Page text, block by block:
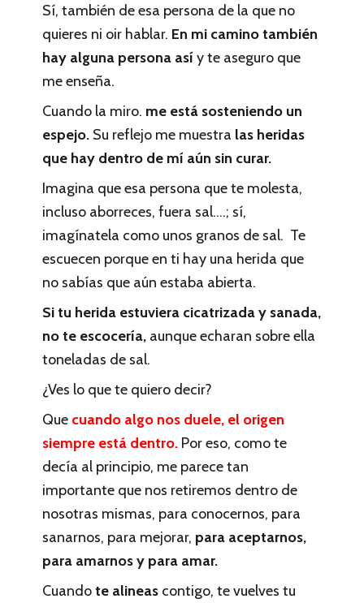
Sí, también de esa persona de la que no
quieres ni oir hablar. En mi camino también
hay alguna persona así y te aseguro que
me enseña.
Cuando la miro. me está sosteniendo un
espejo. Su reflejo me muestra las heridas
que hay dentro de mí aún sin curar.
Imagina que esa persona que te molesta,
incluso aborreces, fuera sal….; sí,
imagínatela como unos granos de sal. Te
escuecen porque en ti hay una herida que
no sabías que aún estaba abierta.
Si tu herida estuviera cicatrizada y sanada,
no te escocería, aunque echaran sobre ella
toneladas de sal.
¿Ves lo que te quiero decir?
Que cuando algo nos duele, el origen
siempre está dentro. Por eso, como te
decía al principio, me parece tan
importante que nos retiremos dentro de
nosotras mismas, para conocernos, para
sanarnos, para mejorar, para aceptarnos,
para amarnos y para amar.
Cuandote alineas contigo, te vuelves tu